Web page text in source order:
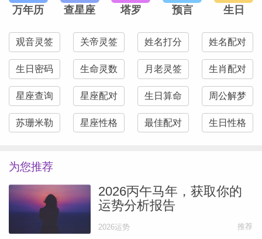
万年历 查星座 塔罗 预言 生日
观音灵签 关帝灵签 姓名打分 姓名配对
生日密码 生命灵数 月老灵签 生肖配对
星座查询 星座配对 生日算命 周公解梦
苏珊米勒 星座性格 最佳配对 生日性格
为您推荐
2026丙午马年，获取你的
运势分析报告
2026运势 推荐